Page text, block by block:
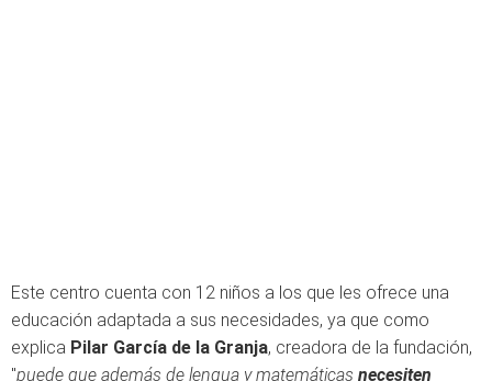
Este centro cuenta con 12 niños a los que les ofrece una
educación adaptada a sus necesidades, ya que como
explica Pilar García de la Granja, creadora de la fundación,
"puede que además de lengua y matemáticas necesiten